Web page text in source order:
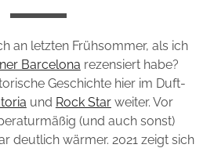
an letzten Frühsommer, als ich
Barcelona rezensiert habe?
Geschichte hier im Duft-
und Rock Starweiter. Vor
(und auch sonst)
deutlich wärmer. 2021 zeigt sich